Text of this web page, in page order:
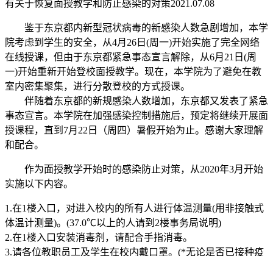
有关于恢复面授教学和防止感染的对策2021.07.08
鉴于东京都内新型冠状病毒的新感染人数急剧增加，本学
院考虑到学生的安全，从4月26日(周一)开始实施了完全网络
在线授课，但由于东京都紧急事态宣言解除，从6月21日(周
一)开始重新开始登校面授教学。现在，本学院为了避免在教
室内密集聚集，进行分散登校的方式授课。
伴随着东京都的新规感染人数增加，东京都又发表了紧急
事态宣言。本学院在加强感染控制措施后，预定将继续开展面
授课程，直到7月22日（周四）暑假开始为止。感谢大家理解
和配合。
作为面授教学开始时的感染防止对策，从2020年3月开始
实施以下内容。
1.在1楼入口，对进入校内的所有人进行体温测量(用非接触式
体温计测量)。(37.0℃以上的人请到2楼事务局说明)
2.在1楼入口安装消毒剂，请配合手指消毒。
3.请各位教职员工及学生在校内戴口罩。(*无论是否已接种疫